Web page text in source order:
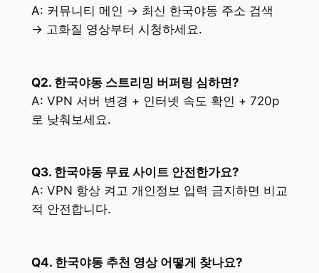
A: 커뮤니티 메인 → 최신 한국야동 주소 검색
→ 고화질 영상부터 시청하세요.
Q2. 한국야동 스트리밍 버퍼링 심하면?
A: VPN 서버 변경 + 인터넷 속도 확인 + 720p
로 낮춰보세요.
Q3. 한국야동 무료 사이트 안전한가요?
A: VPN 항상 켜고 개인정보 입력 금지하면 비교
적 안전합니다.
Q4. 한국야동 추천 영상 어떻게 찾나요?